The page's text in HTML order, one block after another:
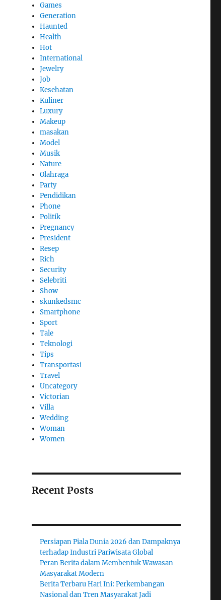
Games
Generation
Haunted
Health
Hot
International
Jewelry
Job
Kesehatan
Kuliner
Luxury
Makeup
masakan
Model
Musik
Nature
Olahraga
Party
Pendidikan
Phone
Politik
Pregnancy
President
Resep
Rich
Security
Selebriti
Show
skunkedsmc
Smartphone
Sport
Tale
Teknologi
Tips
Transportasi
Travel
Uncategory
Victorian
Villa
Wedding
Woman
Women
Recent Posts
Persiapan Piala Dunia 2026 dan Dampaknya
terhadap Industri Pariwisata Global
Peran Berita dalam Membentuk Wawasan
Masyarakat Modern
Berita Terbaru Hari Ini: Perkembangan
Nasional dan Tren Masyarakat Jadi